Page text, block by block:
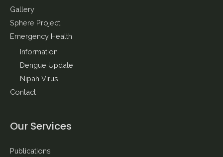
Gallery
Sphere Project
Emergency Health
Information
Dengue Update
Nipah Virus
Contact
Our Services
Publications